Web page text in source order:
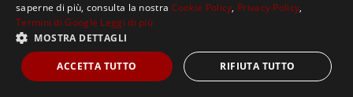
saperne di più, consulta la nostra Cookie Policy, Privacy Policy,
Termini di Google Leggi di più
MOSTRA DETTAGLI
ACCETTA TUTTO RIFIUTA TUTTO